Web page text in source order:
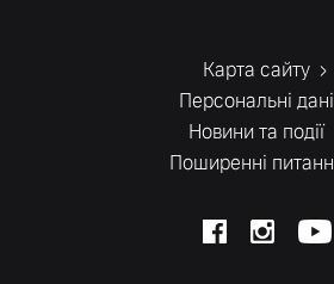
Карта сайту
Персональні дані
Новини та події
Поширенні